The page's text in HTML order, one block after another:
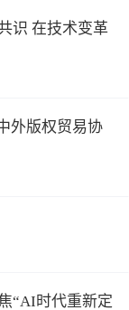
识 在技术变革
外版权贸易协
“AI时代重新定